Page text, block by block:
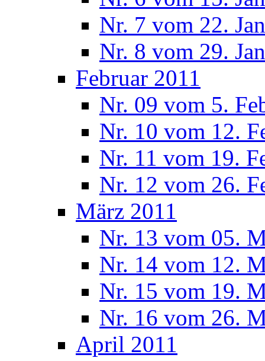
Nr. 7 vom 22.
Nr. 8 vom 29.
Februar 2011
Nr. 09 vom 5.
Nr. 10 vom 12.
Nr. 11 vom 19.
Nr. 12 vom 26.
März 2011
Nr. 13 vom 05.
Nr. 14 vom 12.
Nr. 15 vom 19.
Nr. 16 vom 26.
April 2011